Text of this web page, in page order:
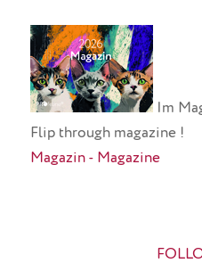
Im
Flip through magazine !
Magazin - Magazine